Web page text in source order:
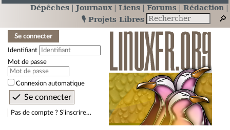
Dépêches Journaux Liens Forums
Rédaction
🎙️ Projets Libres
Se connecter
Identifiant
Mot de passe
Connexion automatique
Pas de compte ? S’inscrire…